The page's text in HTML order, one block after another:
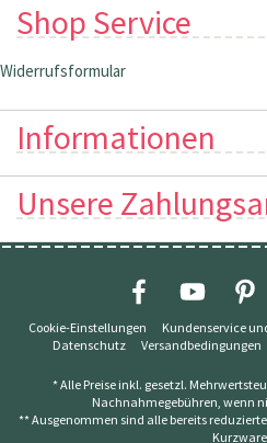
Shop Service
Widerrufsformular
Informationen
Unsere
Cookie-Einstellungen Kundenservice
Datenschutz
Versandbedingungen
* Alle Preise inkl. gesetzl.
Nachnahmegebühren, wenn
** Ausgenommen sind alle bereits